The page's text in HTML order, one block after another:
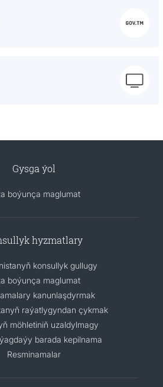
Gysga ýol
boýunça maglumat
hyzmatlary
konsullyk gullugy
boýunça maglumat
kanunlaşdyrmak
raýatlygyndan çykmak
möhletiniň uzaldylmagy
barada kepilnama
Resminamalar